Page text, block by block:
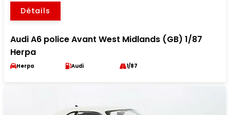
Détails
Audi A6 police Avant West Midlands (GB) 1/87
Herpa
Herpa Audi 1/87